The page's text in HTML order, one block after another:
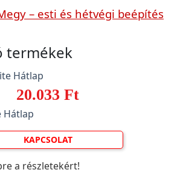
– esti és hétvégi beépítés
termékek
20.033 Ft
Hátlap
KAPCSOLAT
a részletekért!